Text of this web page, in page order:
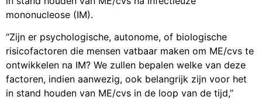
mononucleose (IM).
“Zijn er psychologische, autonome, of biologische
risicofactoren die mensen vatbaar maken om ME/cvs te
ontwikkelen na IM? We zullen bepalen welke van deze
factoren, indien aanwezig, ook belangrijk zijn voor het
in stand houden van ME/cvs in de loop van de tijd,”